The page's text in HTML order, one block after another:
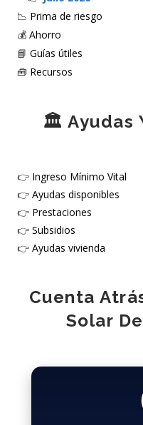
📉 Prima de riesgo
💰 Ahorro
📘 Guías útiles
🧰 Recursos
🏛️ Ayudas
👉 Ingreso Mínimo Vital
👉 Ayudas disponibles
👉 Prestaciones
👉 Subsidios
👉 Ayudas vivienda
Cuenta
Solar